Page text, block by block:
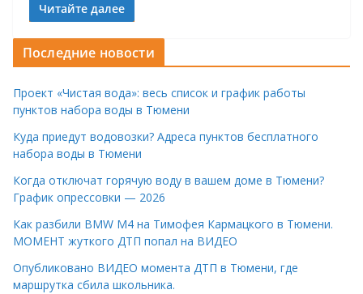
Читайте далее
Последние новости
Проект «Чистая вода»: весь список и график работы
пунктов набора воды в Тюмени
Куда приедут водовозки? Адреса пунктов бесплатного
набора воды в Тюмени
Когда отключат горячую воду в вашем доме в Тюмени?
График опрессовки — 2026
Как разбили BMW M4 на Тимофея Кармацкого в Тюмени.
МОМЕНТ жуткого ДТП попал на ВИДЕО
Опубликовано ВИДЕО момента ДТП в Тюмени, где
маршрутка сбила школьника.